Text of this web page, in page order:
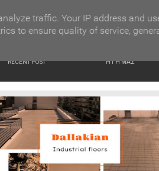
RECENT POST Η ΓΗ ΜΑΣ
traffic. Your IP address and
to ensure quality of service,